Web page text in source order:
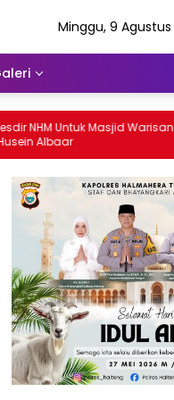
Minggu, 9 Agustus
Untuk Masjid Warisan